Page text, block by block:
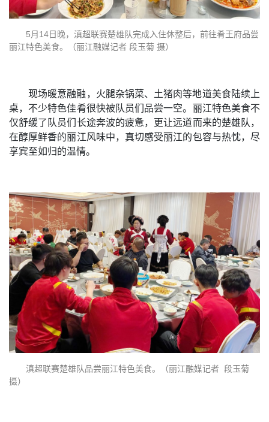
5月14日晚，滇超联赛楚雄队完成入住休整后，前往肴王府品尝
丽江特色美食。（丽江融媒记者 段玉菊 摄）
现场暖意融融，火腿杂锅菜、土猪肉等地道美食陆续上
桌，不少特色佳肴很快被队员们品尝一空。丽江特色美食不
仅舒缓了队员们长途奔波的疲惫，更让远道而来的楚雄队，
在醇厚鲜香的丽江风味中，真切感受丽江的包容与热忱，尽
享宾至如归的温情。
滇超联赛楚雄队品尝丽江特色美食。（丽江融媒记者 段玉菊
摄）